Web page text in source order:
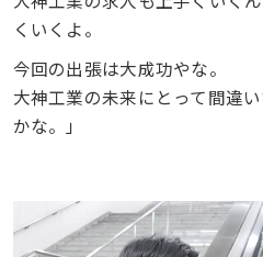
くいくよ。
今回の出張は大成功やな。
大神工業の未来にとって間違
かな。」